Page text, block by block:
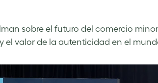
sobre el futuro del comercio
valor de la autenticidad en el